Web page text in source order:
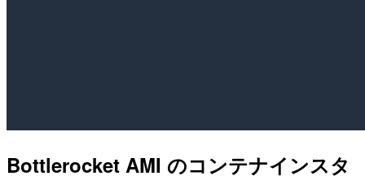
Bottlerocket AMI のコンテナインスタ